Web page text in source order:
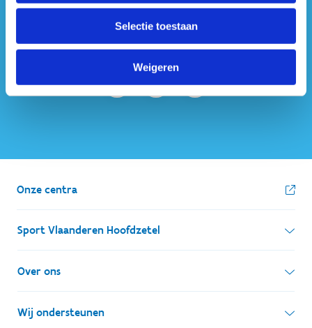
Selectie toestaan
Weigeren
#sportersbelevenmeer
ook op sociale media
Onze centra
Sport Vlaanderen Hoofdzetel
Simon Bolivarlaan 17
1000 Brussel
Ondernemingsnummer: BE 0248.142.826
Over ons
Wie zijn we, wat doen we
Wij ondersteunen